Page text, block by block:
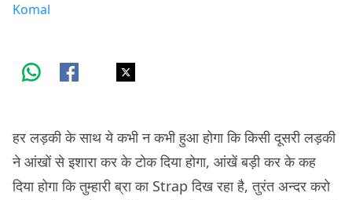
Komal
हर लड़की के साथ ये कभी न कभी हुआ होगा कि किसी दूसरी लड़की
ने आंखों से इशारा कर के टोक दिया होगा, आंखें बड़ी कर के कह
दिया होगा कि तुम्हारी ब्रा का Strap दिख रहा है, तुरंत अन्दर करो